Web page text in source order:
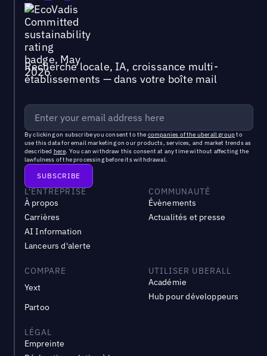
Recherche locale, IA, croissance multi-
établissements — dans votre boîte mail
By clicking on subscribe you consent to the companies of the uberall groupto
use this data for email marketing on our products, services, and market trends as
described here. You can withdraw this consent at any time without affecting the
lawfulness of the processing before its withdrawal.
L'ENTREPRISE
À propos
Carrières
AI Information
Lanceurs d'alerte
COMMUNAUTÉ
Évènements
Actualités et presse
COMPARE
Yext
Partoo
UTILISER UBERALL
Académie
Hub pour développeurs
LÉGAL
Empreinte